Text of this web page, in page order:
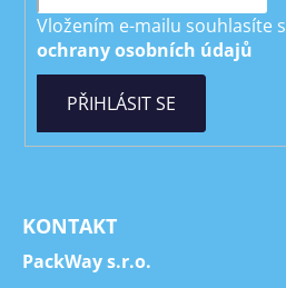
Vložením e-mailu souhlasíte s
ochrany osobních údajů
PŘIHLÁSIT SE
KONTAKT
PackWay s.r.o.